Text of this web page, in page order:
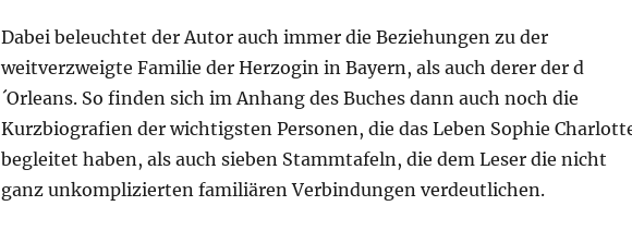
Dabei beleuchtet der Autor auch immer die Beziehungen zu der
weitverzweigte Familie der Herzogin in Bayern, als auch derer der d
´Orleans. So finden sich im Anhang des Buches dann auch noch die
Kurzbiografien der wichtigsten Personen, die das Leben Sophie
begleitet haben, als auch sieben Stammtafeln, die dem Leser die nicht
ganz unkomplizierten familiären Verbindungen verdeutlichen.